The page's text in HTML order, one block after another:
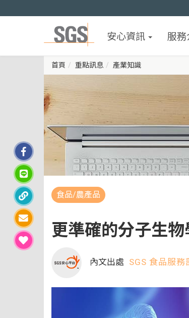
安心資訊 服
首頁 重點訊息 產業知識
食品/農產品
更準確的分子生
內文出處 SGS 食品服務